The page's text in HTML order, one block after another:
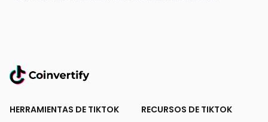
HERRAMIENTAS DE TIKTOK RECURSOS DE TIKTOK